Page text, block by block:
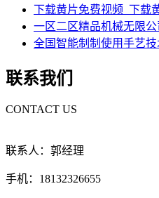
下载黄片免费视频_下载
一区二区精品机械无限公
全国智能制制使用手艺
联系我们
CONTACT US
联系人：郭经理
手机：18132326655